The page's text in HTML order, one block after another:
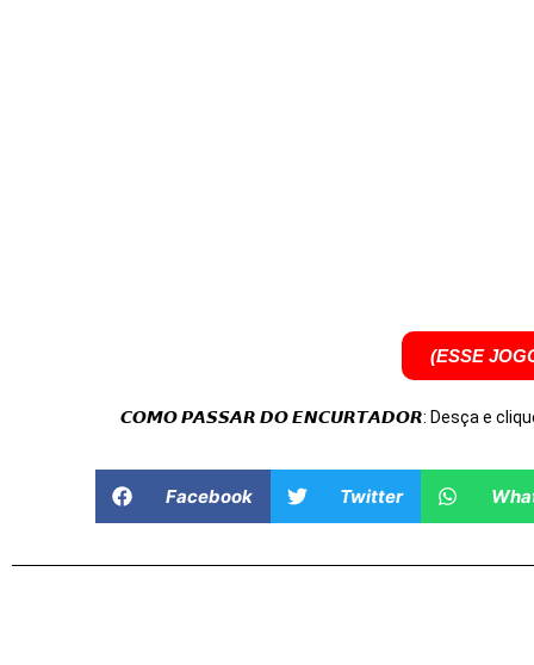
(ESSE
𝘾𝙊𝙈𝙊 𝙋𝘼𝙎𝙎𝘼𝙍 𝘿𝙊 𝙀𝙉𝘾𝙐𝙍𝙏𝘼𝘿𝙊𝙍: Desça e clique
Facebook Twitter